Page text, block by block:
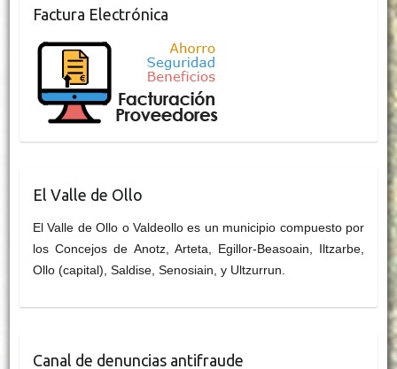
Factura Electrónica
El Valle de Ollo
El Valle de Ollo o Valdeollo es un municipio compuesto por
los Concejos de Anotz, Arteta, Egillor-Beasoain, Iltzarbe,
Ollo (capital), Saldise, Senosiain, y Ultzurrun.
Canal de denuncias antifraude